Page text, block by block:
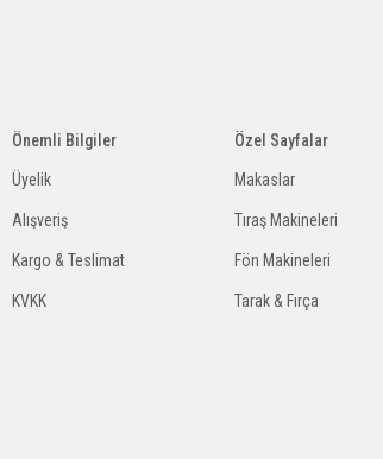
Önemli Bilgiler
Üyelik
Alışveriş
Kargo & Teslimat
KVKK
Özel Sayfalar
Makaslar
Tıraş Makineleri
Fön Makineleri
Tarak & Fırça